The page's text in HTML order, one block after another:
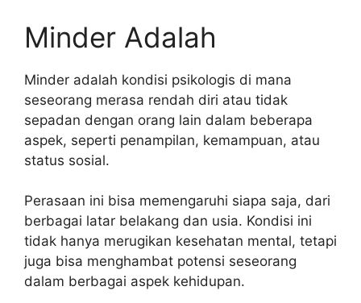
Minder Adalah
Minder adalah kondisi psikologis di mana
seseorang merasa rendah diri atau tidak
sepadan dengan orang lain dalam beberapa
aspek, seperti penampilan, kemampuan, atau
status sosial.
Perasaan ini bisa memengaruhi siapa saja, dari
berbagai latar belakang dan usia. Kondisi ini
tidak hanya merugikan kesehatan mental, tetapi
juga bisa menghambat potensi seseorang
dalam berbagai aspek kehidupan.